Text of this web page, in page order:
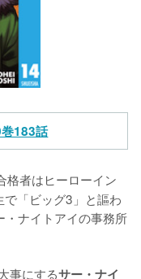
183話
格者はヒーローイン
「ビッグ3」と謳わ
・ナイトアイの事務所
事にするサー・ナイ